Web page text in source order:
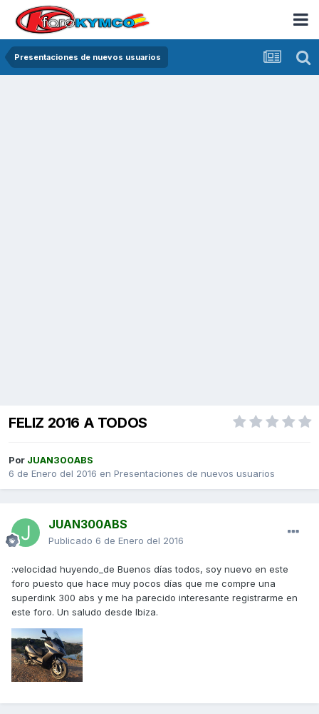
Presentaciones de nuevos usuarios
FELIZ 2016 A TODOS
Por JUAN300ABS
6 de Enero del 2016 en Presentaciones de nuevos usuarios
JUAN300ABS
Publicado 6 de Enero del 2016
:velocidad huyendo_de Buenos días todos, soy nuevo en este
foro puesto que hace muy pocos días que me compre una
superdink 300 abs y me ha parecido interesante registrarme en
este foro. Un saludo desde Ibiza.